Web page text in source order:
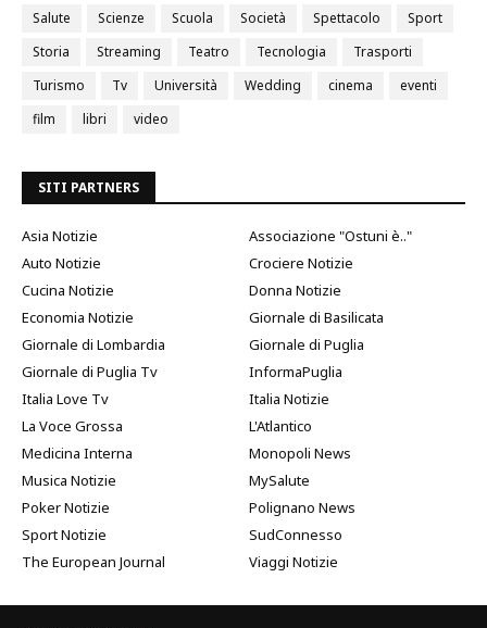
Salute
Scienze Scuola Società Spettacolo
Sport
Storia
Streaming Teatro Tecnologia
Trasporti
Turismo
Tv Università Wedding cinema
eventi
film
libri video
SITI PARTNERS
Asia Notizie
Associazione "Ostuni è.."
Auto Notizie
Crociere Notizie
Cucina Notizie
Donna Notizie
Economia Notizie
Giornale di Basilicata
Giornale di Lombardia
Giornale di Puglia
Giornale di Puglia Tv
InformaPuglia
Italia Love Tv
Italia Notizie
La Voce Grossa
L'Atlantico
Medicina Interna
Monopoli News
Musica Notizie
MySalute
Poker Notizie
Polignano News
Sport Notizie
SudConnesso
The European Journal
Viaggi Notizie